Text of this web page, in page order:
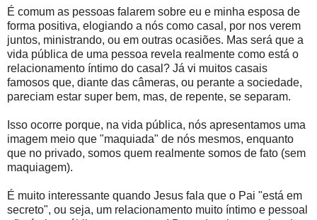
É comum as pessoas falarem sobre eu e minha esposa de
forma positiva, elogiando a nós como casal, por nos verem
juntos, ministrando, ou em outras ocasiões. Mas será que a
vida pública de uma pessoa revela realmente como está o
relacionamento íntimo do casal? Já vi muitos casais
famosos que, diante das câmeras, ou perante a sociedade,
pareciam estar super bem, mas, de repente, se separam.
Isso ocorre porque, na vida pública, nós apresentamos uma
imagem meio que "maquiada" de nós mesmos, enquanto
que no privado, somos quem realmente somos de fato (sem
maquiagem).
É muito interessante quando Jesus fala que o Pai "está em
secreto", ou seja, um relacionamento muito íntimo e pessoal